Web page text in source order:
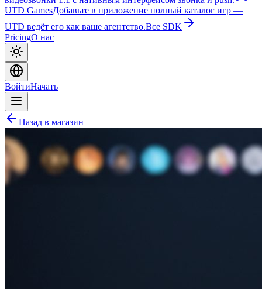
UTD GamesДобавьте в приложение полный каталог игр —
UTD ведёт его как ваше агентство.Все SDK
PricingО нас
ВойтиНачать
Назад в магазин